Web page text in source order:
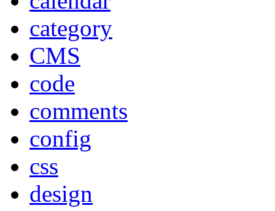
category
CMS
code
comments
config
css
design